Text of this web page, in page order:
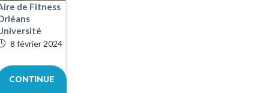
de Fitness
8 février 2024
CONTINUE